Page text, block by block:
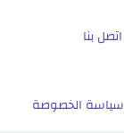
اتصل بنا
سياسة الخصوصة